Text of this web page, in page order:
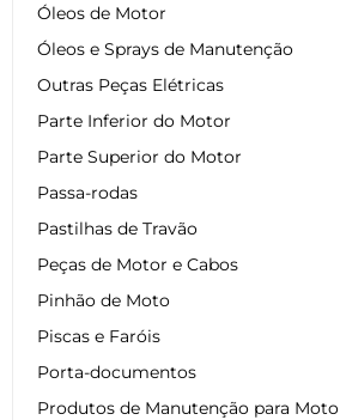
Óleos de Motor
Óleos e Sprays de Manutenção
Outras Peças Elétricas
Parte Inferior do Motor
Parte Superior do Motor
Passa-rodas
Pastilhas de Travão
Peças de Motor e Cabos
Pinhão de Moto
Piscas e Faróis
Porta-documentos
Produtos de Manutenção para Moto